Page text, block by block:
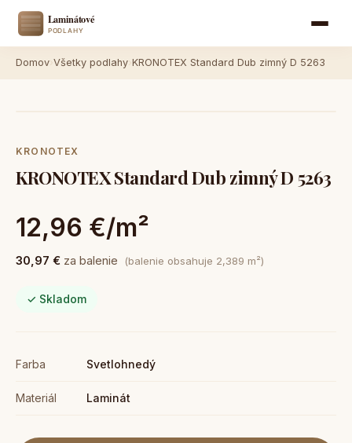
Domov Všetky podlahy KRONOTEX Standard Dub zimný D 5263
KRONOTEX
KRONOTEX Standard Dub zimný D 5263
12,96 €/m²
30,97 € za balenie (balenie obsahuje 2,389 m²)
✓ Skladom
Farba Svetlohnedý
Materiál Laminát